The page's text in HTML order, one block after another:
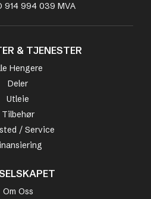
914 994 039 MVA
& TJENESTER
Hengere
Deler
Utleie
Tilbehør
/ Service
Om Oss